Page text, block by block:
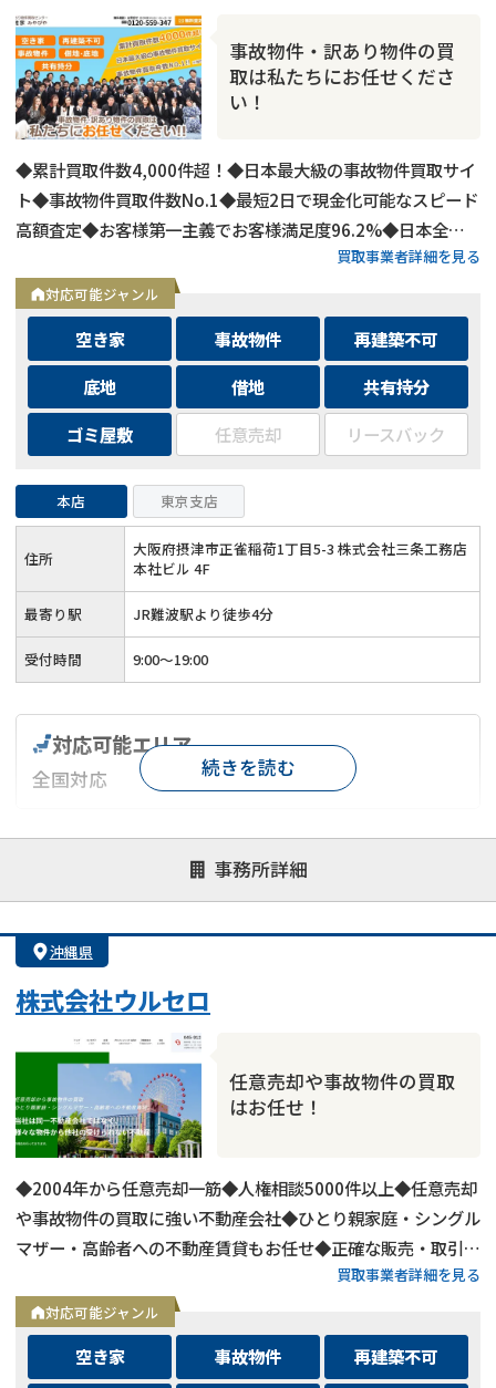
事故物件・訳あり物件の買
取は私たちにお任せくださ
い！
◆累計買取件数4,000件超！◆日本最大級の事故物件買取サイ
ト◆事故物件買取件数No.1◆最短2日で現金化可能なスピード
高額査定◆お客様第一主義でお客様満足度96.2%◆日本全国
買取事業者詳細を見る
対応可能ジャンル
空き家 事故物件
再建築不可
底地
借地
共有持分
ゴミ屋敷
任意売却 リースバック
本店 東京支店
住所
大阪府摂津市正雀稲荷1丁目5-3 株式会社三条工務店
本社ビル 4F
最寄り駅 JR難波駅より徒歩4分
受付時間 9:00～19:00
事務所詳細
対応可能エリア
全国対応
対応が親身 オンライン面談可能
レスポンスが早い
1億円以上の買取可
続きを読む
沖縄県
株式会社ウルセロ
任意売却や事故物件の買取
はお任せ！
◆2004年から任意売却一筋◆人権相談5000件以上◆任意売却
や事故物件の買取に強い不動産会社◆ひとり親家庭・シングル
マザー・高齢者への不動産賃貸もお任せ◆正確な販売・取引価
格を提示できる東京カンテイ導入◆一般的な不動産会社が苦手
な不動産を積極的に取扱い
買取事業者詳細を見る
対応可能ジャンル
空き家 事故物件
再建築不可